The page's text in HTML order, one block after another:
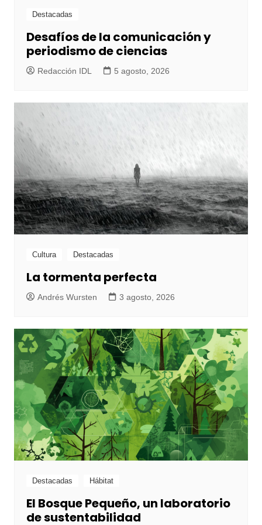
Destacadas
Desafíos de la comunicación y
periodismo de ciencias
Redacción IDL 5 agosto, 2026
Cultura Destacadas
La tormenta perfecta
Andrés Wursten 3 agosto, 2026
Destacadas Hábitat
El Bosque Pequeño, un laboratorio
de sustentabilidad